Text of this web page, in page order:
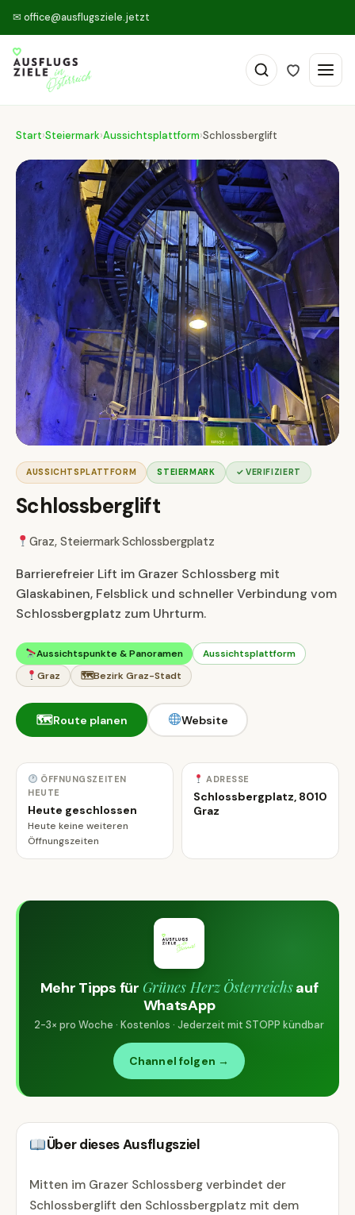
✉ office@ausflugsziele.jetzt
Start›Steiermark›Aussichtsplattform›Schlossberglift
AUSSICHTSPLATTFORM STEIERMARK ✓ VERIFIZIERT
Schlossberglift
Graz, Steiermark·Schlossbergplatz
Barrierefreier Lift im Grazer Schlossberg mit
Glaskabinen, Felsblick und schneller Verbindung vom
Schlossbergplatz zum Uhrturm.
Aussichtspunkte & Panoramen
Aussichtsplattform
Graz
🗺Bezirk Graz-Stadt
🗺Route planen Website
ÖFFNUNGSZEITEN
HEUTE
Heute geschlossen
Heute keine weiteren
Öffnungszeiten
ADRESSE
Schlossbergplatz, 8010
Graz
Mehr Tipps für Grünes Herz Österreichsauf
WhatsApp
2-3× pro Woche · Kostenlos · Jederzeit mit STOPP kündbar
Channel folgen →
Über dieses Ausflugsziel
Mitten im Grazer Schlossberg verbindet der
Schlossberglift den Schlossbergplatz mit dem